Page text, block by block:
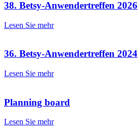
38. Betsy-Anwendertreffen 2026
Lesen Sie mehr
36. Betsy-Anwendertreffen 2024
Lesen Sie mehr
Planning board
Lesen Sie mehr